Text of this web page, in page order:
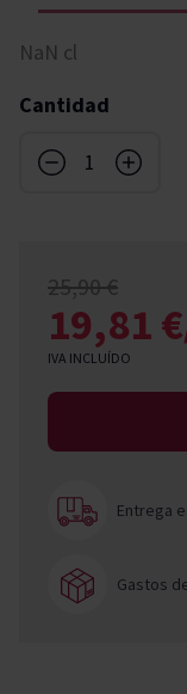
NaN cl
Cantidad
25,90 €
19,81 €
IVA INCLUÍDO
Entrega
Gastos